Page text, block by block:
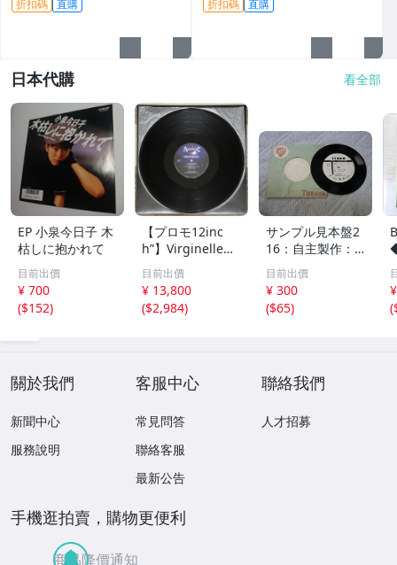
折扣碼 直購
折扣碼 直購
日本代購 看全部
EP 小泉今日子 木
枯しに抱かれて
目前出價
¥ 700
($152)
【プロモ12inc
h”】Virginelle・
Mickey B. / Luck
y Tango・Let Th
e Rain 他 (VEJT-8
9147)
目前出價
¥ 13,800
($2,984)
サンプル見本盤2
16：自主製作： T
ORAYA 第12回
秋田県吹奏楽コン
クール シングル
レコード
目前出價
¥ 300
($65)
(
關於我們
新聞中心
服務說明
客服中心
常見問答
聯絡客服
最新公告
聯絡我們
人才招募
手機逛拍賣，購物更便利
商品降價通知